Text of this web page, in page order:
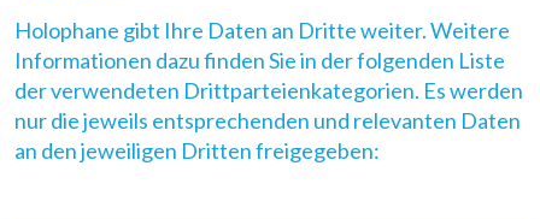
KONTAKT
Holophane gibt Ihre Daten an Dritte weiter. Weitere
Informationen dazu finden Sie in der folgenden Liste
der verwendeten Drittparteienkategorien. Es werden
nur die jeweils entsprechenden und relevanten Daten
an den jeweiligen Dritten freigegeben: